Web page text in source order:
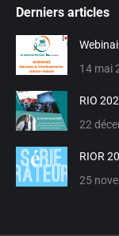
Derniers articles
14 mai
RIO
22
RIOR
25